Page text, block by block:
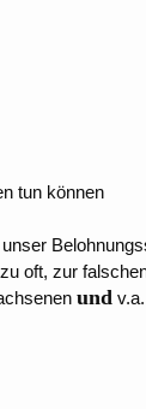
tun können
oft, zur
und